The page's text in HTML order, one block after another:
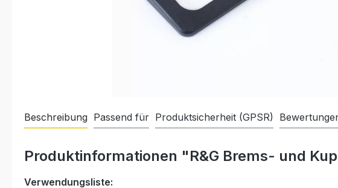
Beschreibung Passend für Produktsicherheit (GPSR)
Produktinformationen "R&G Brems- und
Verwendungsliste: